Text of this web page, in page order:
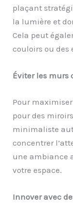
plaçant
la lumière et
Cela peut
couloirs ou des
Éviter les murs
Pour
pour des
minimaliste
concentrer
une ambiance
votre espace.
Innover avec